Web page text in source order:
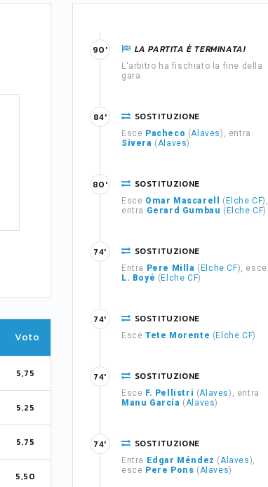
Voto
5,75
5,25
5,75
5,50
LA PARTITA È TERMINATA!
L'arbitro ha fischiato la fine della
gara.
90'
SOSTITUZIONE
Esce Pacheco (Alaves), entra
Sivera (Alaves)
84'
SOSTITUZIONE
Esce Omar Mascarell ( Elche CF),
entra Gerard Gumbau ( Elche CF)
80'
SOSTITUZIONE
Entra Pere Milla ( Elche CF), esce
L. Boyé ( Elche CF)
74'
SOSTITUZIONE
Esce Tete Morente ( Elche CF)
74'
SOSTITUZIONE
Esce F. Pellistri (Alaves), entra
Manu García (Alaves)
74'
SOSTITUZIONE
Entra Edgar Méndez (Alaves),
esce Pere Pons (Alaves)
74'